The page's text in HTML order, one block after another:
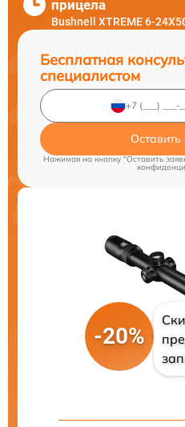
прицела
Bushnell XTREME 6-
Бесплатная
специалистом
Оставить
Нажимая на кнопку "Оставить
-20%